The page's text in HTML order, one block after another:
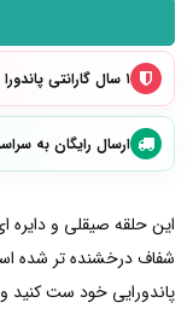
۱ سال گارانتی پاندورا ایران
ارسال رایگان به
این حلقه صیقلی و دایره
شفاف درخشنده تر شده
پاندورایی خود ست کنید